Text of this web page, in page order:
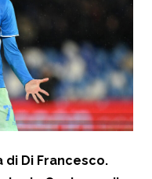
di Di Francesco.